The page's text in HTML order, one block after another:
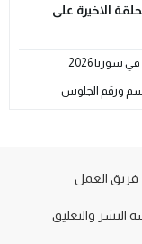
الاخيرة على
2026
فريق العمل
النشر والتعليق